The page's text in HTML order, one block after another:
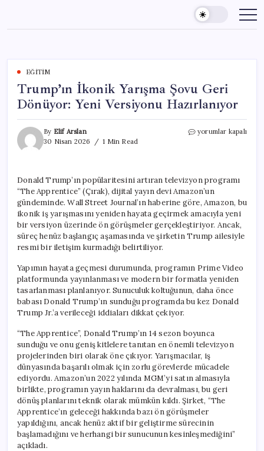
content
EĞITIM
Trump’ın İkonik Yarışma Şovu Geri
Dönüyor: Yeni Versiyonu Hazırlanıyor
By Elif Arslan
30 Nisan 2026
1 Min Read
Trump’ın
Dönüyor:
Yeni
Versiyonu
Hazırlanıyor
için
yorumlar kapalı
Donald Trump’ın popülaritesini artıran televizyon programı
“The Apprentice” (Çırak), dijital yayın devi Amazon’un
gündeminde. Wall Street Journal’ın haberine göre, Amazon, bu
ikonik iş yarışmasını yeniden hayata geçirmek amacıyla yeni
bir versiyon üzerinde ön görüşmeler gerçekleştiriyor. Ancak,
süreç henüz başlangıç aşamasında ve şirketin Trump ailesiyle
resmi bir iletişim kurmadığı belirtiliyor.
Yapımın hayata geçmesi durumunda, programın Prime Video
platformunda yayınlanması ve modern bir formatla yeniden
tasarlanması planlanıyor. Sunuculuk koltuğunun, daha önce
babası Donald Trump’ın sunduğu programda bu kez Donald
Trump Jr.’a verileceği iddiaları dikkat çekiyor.
“The Apprentice”, Donald Trump’ın 14 sezon boyunca
sunduğu ve onu geniş kitlelere tanıtan en önemli televizyon
projelerinden biri olarak öne çıkıyor. Yarışmacılar, iş
dünyasında başarılı olmak için zorlu görevlerde mücadele
ediyordu. Amazon’un 2022 yılında MGM’yi satın almasıyla
birlikte, programın yayın haklarını da devralması, bu geri
dönüş planlarını teknik olarak mümkün kıldı. Şirket, “The
Apprentice’ın geleceği hakkında bazı ön görüşmeler
yapıldığını, ancak henüz aktif bir geliştirme sürecinin
başlamadığını ve herhangi bir sunucunun kesinleşmediğini”
açıkladı.